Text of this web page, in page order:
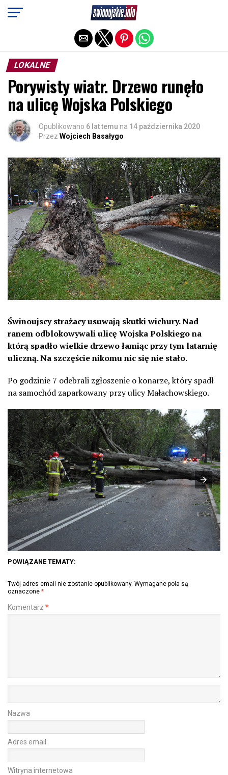
LOKALNE
Porywisty wiatr. Drzewo runęło
na ulicę Wojska Polskiego
Opublikowano 6 lat temu na 14 października 2020
Przez Wojciech Basałygo
Świnoujscy strażacy usuwają skutki wichury. Nad
ranem odblokowywali ulicę Wojska Polskiego na
którą spadło wielkie drzewo łamiąc przy tym latarnię
uliczną. Na szczęście nikomu nic się nie stało.
Po godzinie 7 odebrali zgłoszenie o konarze, który spadł
na samochód zaparkowany przy ulicy Małachowskiego.
POWIĄZANE TEMATY:
Twój adres email nie zostanie opublikowany. Wymagane pola są
oznaczone *
Komentarz *
Nazwa
Adres email
Witryna internetowa
Exit mobile version